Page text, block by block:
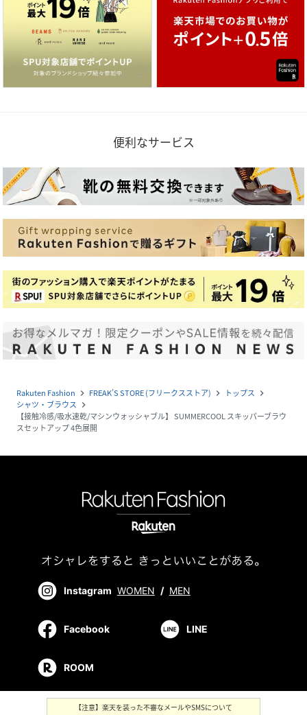
便利なサービス
Rakuten Fashion navigate_next FREAK’S STORE (フリークスストア) navigate_next トップス navigate_next
シャツ・ブラウス navigate_next
【接触冷感/吸水速乾/マシンウォッシャブル】 SUMMERCOOL スキッパーブラウ
スセットアップ 4色展開
Instagram WOMEN / MEN
Facebook LINE
ROOM
【注意】楽天を装った不審なメールやSMSについて